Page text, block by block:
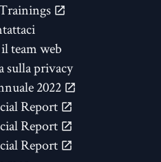
team web
sulla privacy
2022
Report
Report
Report